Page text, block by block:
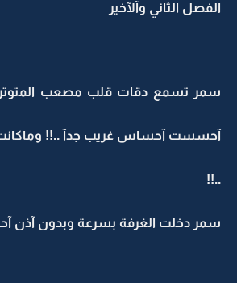
الفصل الثاني وآلآخير
سمر تسمع دقات قلب مصعب
آحسست آحساس غريب جدآ ..!!
..!!
سمر دخلت الغرفة بسرعة وبدون آذن